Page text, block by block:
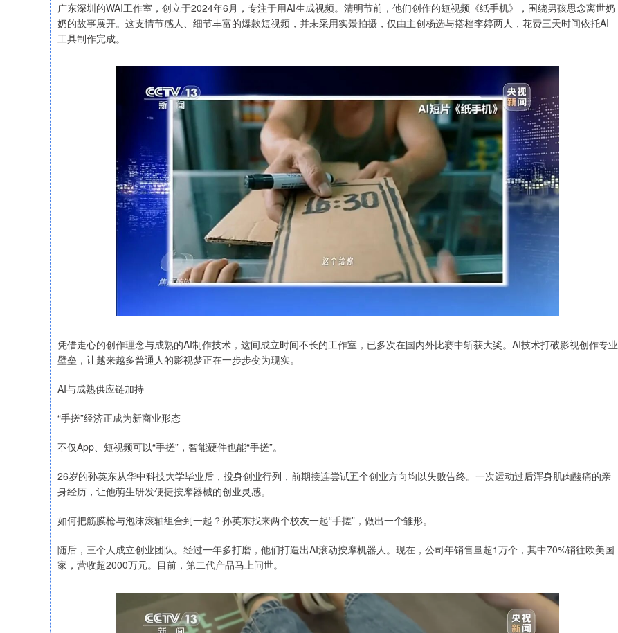
广东深圳的WAI工作室，创立于2024年6月，专注于用AI生成视频。清明节前，他们创作的短视频《纸手机》，围绕男孩思念离世奶
奶的故事展开。这支情节感人、细节丰富的爆款短视频，并未采用实景拍摄，仅由主创杨选与搭档李婷两人，花费三天时间依托AI
工具制作完成。
凭借走心的创作理念与成熟的AI制作技术，这间成立时间不长的工作室，已多次在国内外比赛中斩获大奖。AI技术打破影视创作专业
壁垒，让越来越多普通人的影视梦正在一步步变为现实。
AI与成熟供应链加持
“手搓”经济正成为新商业形态
不仅App、短视频可以“手搓”，智能硬件也能“手搓”。
26岁的孙英东从华中科技大学毕业后，投身创业行列，前期接连尝试五个创业方向均以失败告终。一次运动过后浑身肌肉酸痛的亲
身经历，让他萌生研发便捷按摩器械的创业灵感。
如何把筋膜枪与泡沫滚轴组合到一起？孙英东找来两个校友一起“手搓”，做出一个雏形。
随后，三个人成立创业团队。经过一年多打磨，他们打造出AI滚动按摩机器人。现在，公司年销售量超1万个，其中70%销往欧美国
家，营收超2000万元。目前，第二代产品马上问世。